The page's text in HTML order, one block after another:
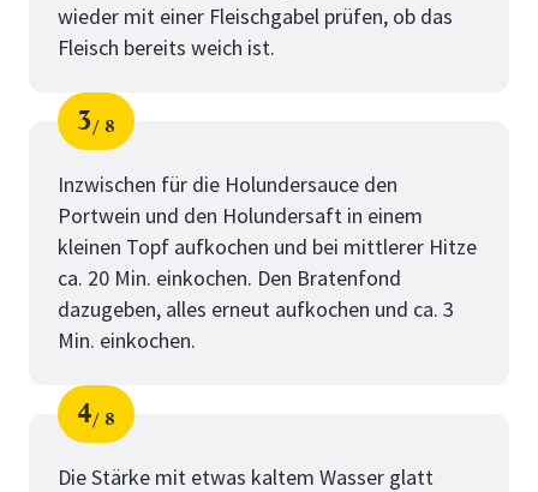
wieder mit einer Fleischgabel prüfen, ob das
Fleisch bereits weich ist.
Schritt
3
von
8
Inzwischen für die Holundersauce den
Portwein und den Holundersaft in einem
kleinen Topf aufkochen und bei mittlerer Hitze
ca. 20 Min. einkochen. Den Bratenfond
dazugeben, alles erneut aufkochen und ca. 3
Min. einkochen.
Schritt
4
von
8
Die Stärke mit etwas kaltem Wasser glatt